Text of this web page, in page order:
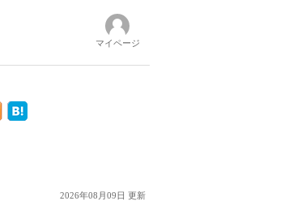
マイページ
2026年08月09日 更新